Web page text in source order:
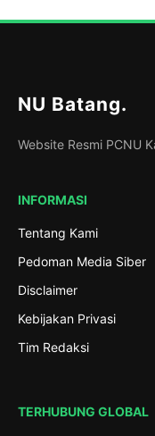
NU Batang.
Website Resmi PCNU
INFORMASI
Tentang Kami
Pedoman Media Siber
Disclaimer
Kebijakan Privasi
Tim Redaksi
TERHUBUNG GLOBAL